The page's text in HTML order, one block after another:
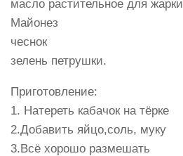
масло растительное для жарки
Майонез
чеснок
зелень петрушки.
Приготовление:
1. Натереть кабачок на тёрке
2.Добавить яйцо,соль, муку
3.Всё хорошо размешать